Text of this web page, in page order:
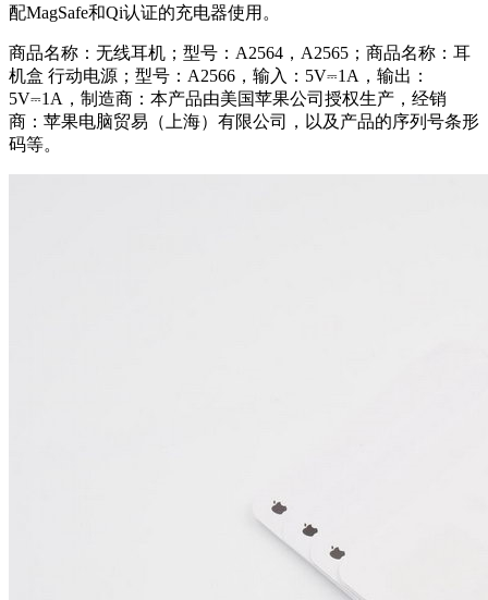
配MagSafe和Qi认证的充电器使用。
商品名称：无线耳机；型号：A2564，A2565；商品名称：耳
机盒 行动电源；型号：A2566，输入：5V⎓1A，输出：
5V⎓1A，制造商：本产品由美国苹果公司授权生产，经销
商：苹果电脑贸易（上海）有限公司，以及产品的序列号条形
码等。